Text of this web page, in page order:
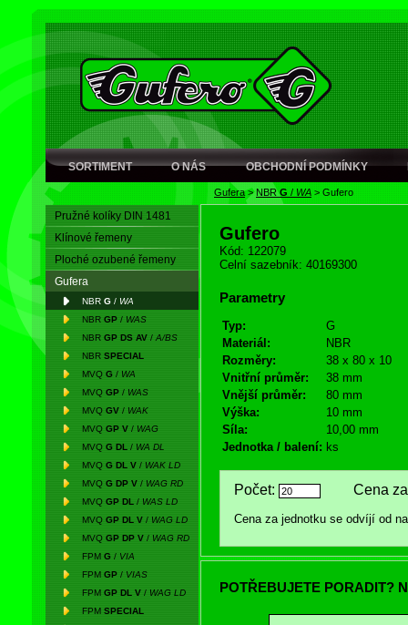
SORTIMENT O NÁS OBCHODNÍ PODMÍNKY
Gufera> NBRG / WA > Gufero
Pružné kolíky DIN 1481
Klínové řemeny
Ploché ozubené řemeny
Gufera
NBR G / WA
NBR GP / WAS
NBR GP DS AV / A/BS
NBR SPECIAL
MVQ G / WA
MVQ GP / WAS
MVQ GV / WAK
MVQ GP V / WAG
MVQ G DL / WA DL
MVQ G DL V / WAK LD
MVQ G DP V / WAG RD
MVQ GP DL / WAS LD
MVQ GP DL V / WAG LD
MVQ GP DP V / WAG RD
FPM G / VIA
FPM GP / VIAS
FPM GP DL V / WAG LD
FPM SPECIAL
Gufero
Kód: 122079
Celní sazebník: 40169300
Parametry
Typ:
G
Materiál:
NBR
Rozměry:
38 x 80 x 10
Vnitřní průměr:
38 mm
Vnější průměr:
80 mm
Výška:
10 mm
Síla:
10,00 mm
Jednotka / balení: ks
Počet: Cena za
Cena za jednotku se odvíjí od
POTŘEBUJETE PORADIT?